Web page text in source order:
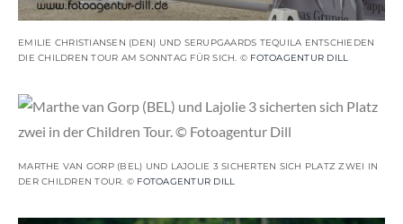
EMILIE CHRISTIANSEN (DEN) UND SERUPGAARDS TEQUILA ENTSCHIEDEN
DIE CHILDREN TOUR AM SONNTAG FÜR SICH. © FOTOAGENTUR DILL
MARTHE VAN GORP (BEL) UND LAJOLIE 3 SICHERTEN SICH PLATZ ZWEI IN
DER CHILDREN TOUR. © FOTOAGENTUR DILL